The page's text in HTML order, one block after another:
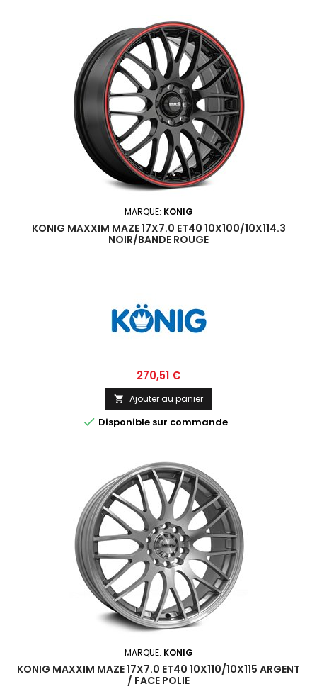
MARQUE: KONIG
KONIG MAXXIM MAZE 17X7.0 ET40 10X100/10X114.3
NOIR/BANDE ROUGE
Prix
270,51 €
 Ajouter au panier
 Disponible sur commande
MARQUE: KONIG
KONIG MAXXIM MAZE 17X7.0 ET40 10X110/10X115 ARGENT
/ FACE POLIE